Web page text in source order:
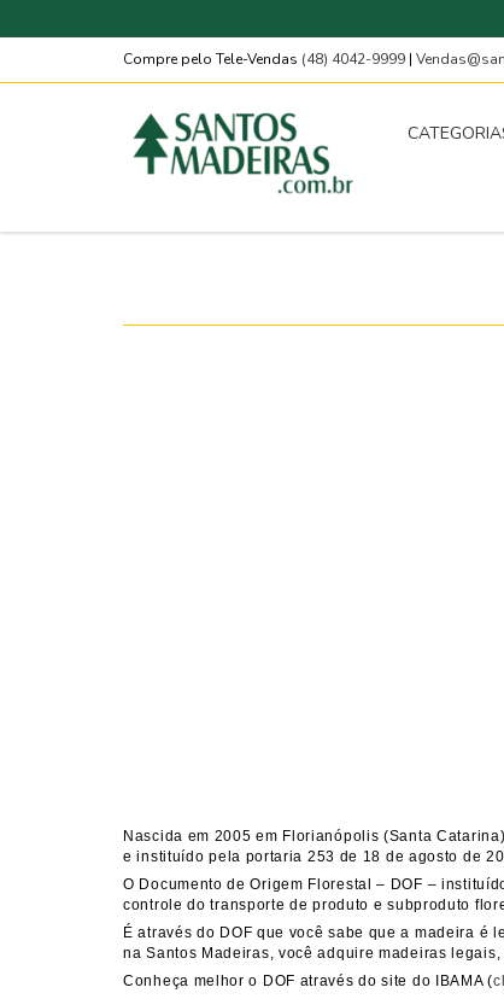
Compre pelo Tele-Vendas (48) 4042-9999 |
Nascida em 2005 em Florianópolis (Santa
e instituído pela portaria 253 de 18 de agosto de
O Documento de Origem Florestal – DOF –
controle do transporte de produto e subproduto
É através do DOF que você sabe que a madeira é
na Santos Madeiras, você adquire madeiras
Conheça melhor o DOF através do site do IBAMA (